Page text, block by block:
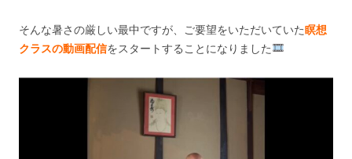
そんな暑さの厳しい最中ですが、ご要望をいただいていた瞑想
クラスの動画配信をスタートすることになりました